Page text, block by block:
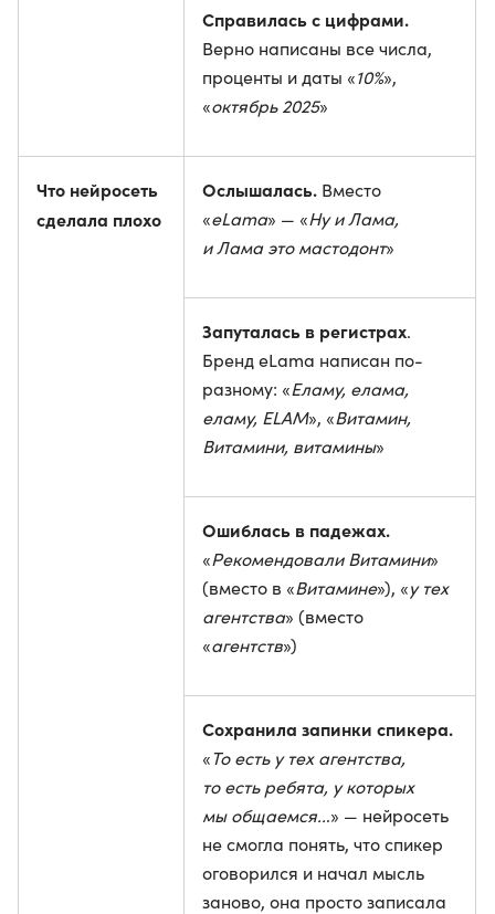
Справилась с цифрами.
Верно написаны все числа,
проценты и даты «10%»,
«октябрь 2025»
Что нейросеть
сделала плохо
Ослышалась. Вместо
«eLama» — «Ну и Лама,
и Лама это мастодонт»
Запуталась в регистрах.
Бренд eLama написан по-
разному: «Еламу, елама,
еламу, ELAM», «Витамин,
Витамини, витамины»
Ошиблась в падежах.
«Рекомендовали Витамини»
(вместо в «Витамине»), «у тех
агентства» (вместо
«агентств»)
Сохранила запинки спикера.
«То есть у тех агентства,
то есть ребята, у которых
мы общаемся...» — нейросеть
не смогла понять, что спикер
оговорился и начал мысль
заново, она просто записала